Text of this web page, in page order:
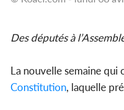
Des députés à
La nouvelle semaine qui
Constitution, laquelle